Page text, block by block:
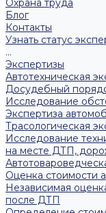
Охрана труда
Блог
Контакты
Узнать статус
...
Экспертизы
Автотехническая
Досудебный
Исследование
Экспертиза
Трасологическая
Исследование
на месте ДТП,
Оценка стоимости
Независимая
после ДТП